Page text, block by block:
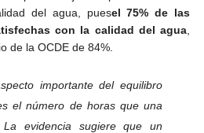
del agua, puesel 75% de las
con la calidad del agua
de la OCDE de 84%.
importante del equilibro
el número de horas que una
La evidencia sugiere que un